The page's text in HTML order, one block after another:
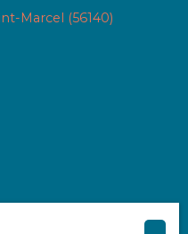
Marcel (56140)